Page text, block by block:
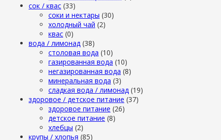
сок / квас (33)
соки и нектары (30)
холодный чай (2)
квас (0)
вода / лимонад (38)
столовая вода (10)
газированная вода (10)
негазированная вода (8)
минеральная вода (3)
сладкая вода / лимонад (19)
здоровое / детское питание (37)
здоровое питание (26)
детское питание (8)
хлебцы (2)
крупы / хлопья (85)